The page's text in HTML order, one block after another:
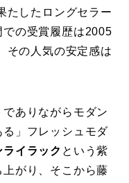
たしたロングセラー
の受賞履歴は2005
その人気の安定感は
ありながらモダン
」フレッシュモダ
ライラック という紫
がり、そこから藤